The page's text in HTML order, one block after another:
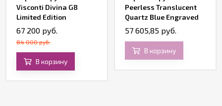
Visconti Divina G8
Limited Edition
67 200 руб.
84 000 руб.
В корзину
Peerless Translucent
Quartz Blue Engraved
Lacquer
57 605,85 руб.
В корзину